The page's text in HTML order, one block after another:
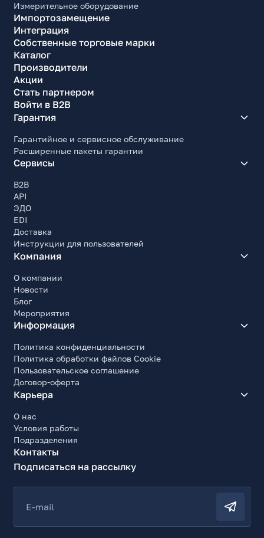
Измерительное оборудование
Импортозамещение
Интеграция
Собственные торговые марки
Каталог
Производители
Акции
Стать партнером
Войти в B2B
Гарантия
Гарантийное и сервисное обслуживание
Расширенные пакеты гарантии
Сервисы
B2B
API
ЭДО
EDI
Доставка
Инструкции для пользователей
Компания
О компании
Новости
Блог
Мероприятия
Информация
Политика конфиденциальности
Политика обработки файлов Cookie
Пользовательское соглашение
Договор-оферта
Карьера
О нас
Условия работы
Подразделения
Контакты
Подписаться на рассылку
E-mail